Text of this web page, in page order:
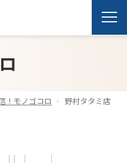
！モノゴコロ 野村タタミ店